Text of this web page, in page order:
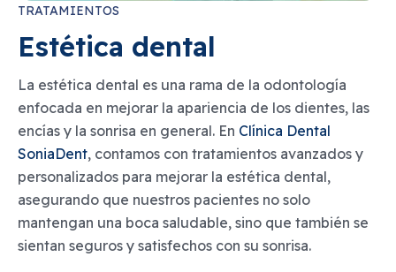
TRATAMIENTOS
Estética dental
La estética dental es una rama de la odontología
enfocada en mejorar la apariencia de los dientes, las
encías y la sonrisa en general. En Clínica Dental
SoniaDent, contamos con tratamientos avanzados y
personalizados para mejorar la estética dental,
asegurando que nuestros pacientes no solo
mantengan una boca saludable, sino que también se
sientan seguros y satisfechos con su sonrisa.